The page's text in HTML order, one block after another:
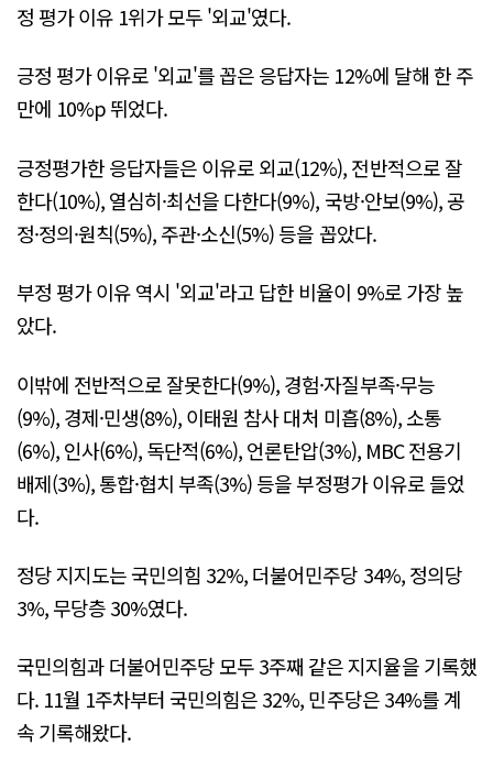
정 평가 이유 1위가 모두 '외교'였다.
긍정 평가 이유로 '외교'를 꼽은 응답자는 12%에 달해 한 주
만에 10%p 뛰었다.
긍정평가한 응답자들은 이유로 외교(12%), 전반적으로 잘
한다(10%), 열심히·최선을 다한다(9%), 국방·안보(9%), 공
정·정의·원칙(5%), 주관·소신(5%) 등을 꼽았다.
부정 평가 이유 역시 '외교'라고 답한 비율이 9%로 가장 높
았다.
이밖에 전반적으로 잘못한다(9%), 경험·자질부족·무능
(9%), 경제·민생(8%), 이태원 참사 대처 미흡(8%), 소통
(6%), 인사(6%), 독단적(6%), 언론탄압(3%), MBC 전용기
배제(3%), 통합·협치 부족(3%) 등을 부정평가 이유로 들었
다.
정당 지지도는 국민의힘 32%, 더불어민주당 34%, 정의당
3%, 무당층 30%였다.
국민의힘과 더불어민주당 모두 3주째 같은 지지율을 기록했
다. 11월 1주차부터 국민의힘은 32%, 민주당은 34%를 계
속 기록해왔다.